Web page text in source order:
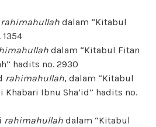
rahimahullah dalam “Kitabul
dalam “Kitabul Fitan
hadits no. 2930
rahimahullah, dalam “Kitabul
Khabari Ibnu Sha’id” hadits no.
rahimahullah dalam “Kitabul